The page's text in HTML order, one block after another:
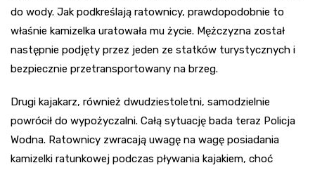
do wody. Jak podkreślają ratownicy, prawdopodobnie to
właśnie kamizelka uratowała mu życie. Mężczyzna został
następnie podjęty przez jeden ze statków turystycznych i
bezpiecznie przetransportowany na brzeg.
Drugi kajakarz, również dwudziestoletni, samodzielnie
powrócił do wypożyczalni. Całą sytuację bada teraz Policja
Wodna. Ratownicy zwracają uwagę na wagę posiadania
kamizelki ratunkowej podczas pływania kajakiem, choć